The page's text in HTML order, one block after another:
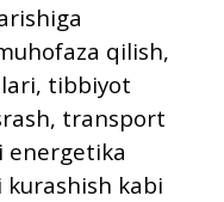
qilish,
tibbiyot
transport
energetika
kurashish kabi